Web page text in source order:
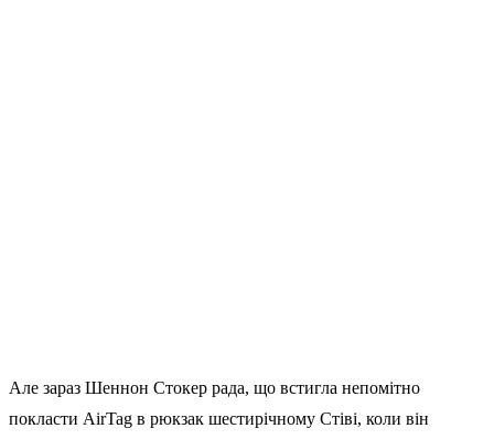
Але зараз Шеннон Стокер рада, що встигла непомітно
покласти AirTag в рюкзак шестирічному Стіві, коли він